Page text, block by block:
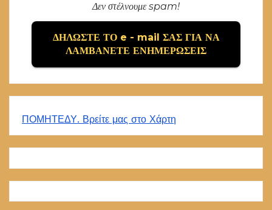
Δεν στέλνουμε spam!
ΠΟΜΗΤΕΔΥ. Βρείτε μας στο Χάρτη